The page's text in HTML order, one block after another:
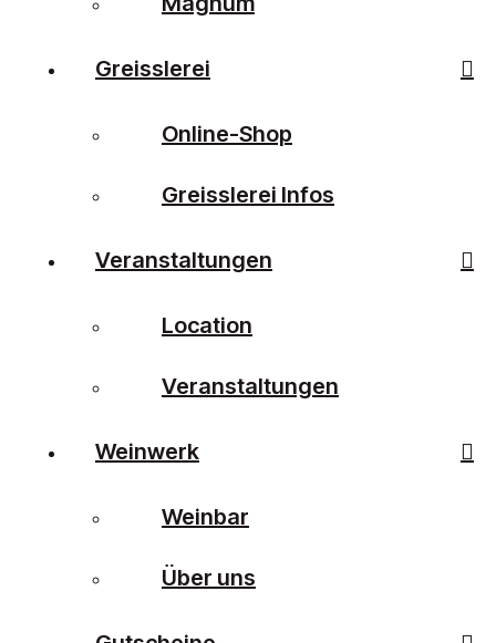
Greisslerei
Online-Shop
Greisslerei Infos
Veranstaltungen
Location
Veranstaltungen
Weinwerk
Weinbar
Über uns